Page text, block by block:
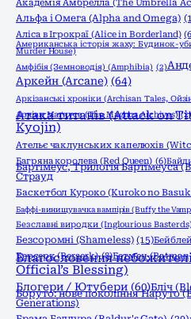
Академія Амбрелла (The Umbrella
Альфа і Омега (Alpha and Omega)
Аліса в Ігрокраї (Alice in Borderland)
Американська історія жаху: Будинок-
Murder House)
Амфібія (Земноводія) (Amphibia) (2)
Аркейн (Arcane) (64)
Аркізанські хроніки (Archisan Tales,
Архіви Маґнуса (The Magnus Archives)
Атака титанів (Attack on
Kyojin)
Ательє чаклунських капелюхів
Багряна королева (Red Queen) (6)
Бартімеус, Трилогія Бартімеуса
Страуд
Баскетбол Куроко (Kuroko no
Баффі-винищувачка вампірів (Buffy the
Безславні виродки (Inglourious
Безсоромні (Shameless) (15)
Берсерк (Berserk) (8)Бетмен
Благословення
Official’s Blessing)
Блогери / Ютубери (60)Бліч
Боруто: нове покоління Наруто
Generations)